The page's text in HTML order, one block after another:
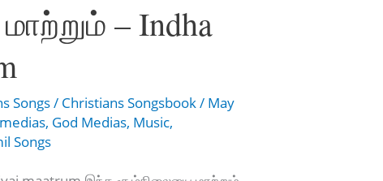
– Indha
Songs/ Christians Songsbook/ May
, God Medias, Music,
Songs